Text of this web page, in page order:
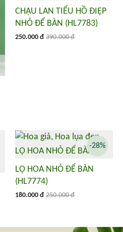
CHẬU LAN TIỂU HỒ ĐIỆP
NHỎ ĐỂ BÀN (HL7783)
250.000 đ 390.000 đ
LỌ HOA NHỎ ĐỂ BÀN
(HL7774)
180.000 đ 250.000 đ
-28%